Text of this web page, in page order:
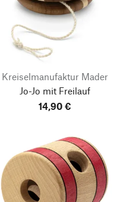
Kreiselmanufaktur Mader
Jo-Jo mit Freilauf
14,90 €